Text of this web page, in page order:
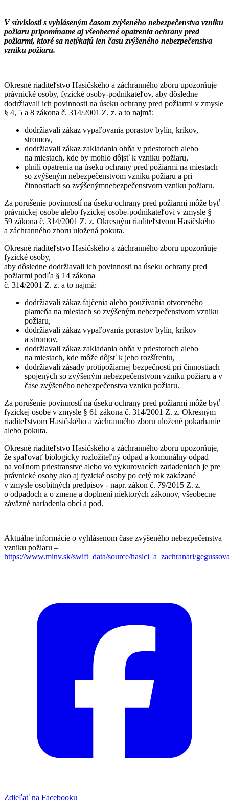
V súvislosti s vyhláseným časom zvýšeného nebezpečenstva vzniku
požiaru pripomíname aj všeobecné opatrenia ochrany pred
požiarmi, ktoré sa netýkajú len času zvýšeného nebezpečenstva
vzniku požiaru.
Okresné riaditeľstvo Hasičského a záchranného zboru upozorňuje
právnické osoby, fyzické osoby-podnikateľov, aby dôsledne
dodržiavali ich povinnosti na úseku ochrany pred požiarmi v zmysle
§ 4, 5 a 8 zákona č. 314/2001 Z. z. a to najmä:
dodržiavali zákaz vypaľovania porastov bylín, kríkov,
stromov,
dodržiavali zákaz zakladania ohňa v priestoroch alebo
na miestach, kde by mohlo dôjsť k vzniku požiaru,
plnili opatrenia na úseku ochrany pred požiarmi na miestach
so zvýšeným nebezpečenstvom vzniku požiaru a pri
činnostiach so zvýšenýmnebezpečenstvom vzniku požiaru.
Za porušenie povinností na úseku ochrany pred požiarmi môže byť
právnickej osobe alebo fyzickej osobe-podnikateľovi v zmysle §
59 zákona č. 314/2001 Z. z. Okresným riaditeľstvom Hasičského
a záchranného zboru uložená pokuta.
Okresné riaditeľstvo Hasičského a záchranného zboru upozorňuje
fyzické osoby,
aby dôsledne dodržiavali ich povinnosti na úseku ochrany pred
požiarmi podľa § 14 zákona
č. 314/2001 Z. z. a to najmä:
dodržiavali zákaz fajčenia alebo používania otvoreného
plameňa na miestach so zvýšeným nebezpečenstvom vzniku
požiaru,
dodržiavali zákaz vypaľovania porastov bylín, kríkov
a stromov,
dodržiavali zákaz zakladania ohňa v priestoroch alebo
na miestach, kde môže dôjsť k jeho rozšíreniu,
dodržiavali zásady protipožiarnej bezpečnosti pri činnostiach
spojených so zvýšeným nebezpečenstvom vzniku požiaru a v
čase zvýšeného nebezpečenstva vzniku požiaru.
Za porušenie povinností na úseku ochrany pred požiarmi môže byť
fyzickej osobe v zmysle § 61 zákona č. 314/2001 Z. z. Okresným
riaditeľstvom Hasičského a záchranného zboru uložené pokarhanie
alebo pokuta.
Okresné riaditeľstvo Hasičského a záchranného zboru upozorňuje,
že spaľovať biologicky rozložiteľný odpad a komunálny odpad
na voľnom priestranstve alebo vo vykurovacích zariadeniach je pre
právnické osoby ako aj fyzické osoby po celý rok zakázané
v zmysle osobitných predpisov - napr. zákon č. 79/2015 Z. z.
o odpadoch a o zmene a doplnení niektorých zákonov, všeobecne
záväzné nariadenia obcí a pod.
Aktuálne informácie o vyhlásenom čase zvýšeného nebezpečenstva
vzniku požiaru –
https://www.minv.sk/swift_data/source/hasici_a_zachranari/
Zdieľať na Facebooku